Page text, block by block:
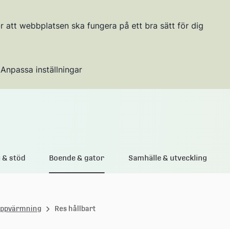
att webbplatsen ska fungera på ett bra sätt för dig
Anpassa inställningar
& stöd Boende & gator Samhälle & utveckling
Res hållbart